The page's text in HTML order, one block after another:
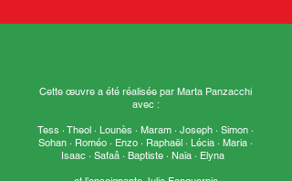
Cette œuvre a été réalisée par Marta Panzacchi
avec :
Tess · Theol · Lounès · Maram · Joseph · Simon ·
Sohan · Roméo · Enzo · Raphaël · Lécia · Maria ·
Isaac · Safaâ · Baptiste · Naïa · Elyna